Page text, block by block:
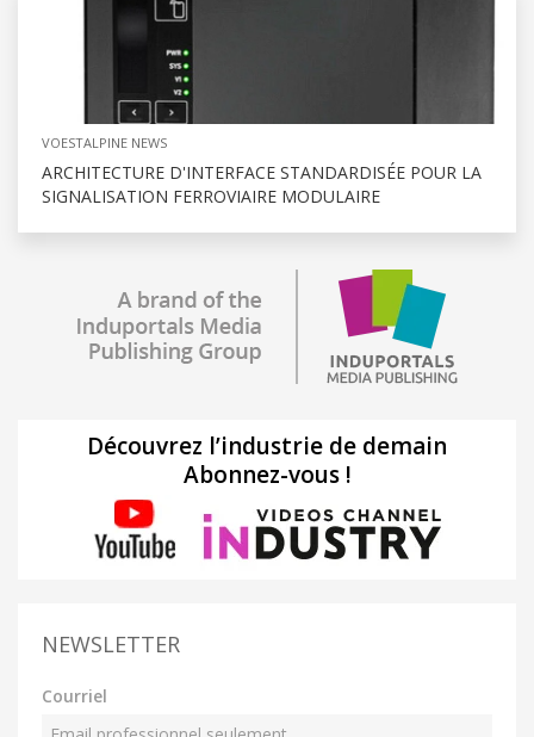
VOESTALPINE NEWS
ARCHITECTURE D'INTERFACE STANDARDISÉE POUR LA
SIGNALISATION FERROVIAIRE MODULAIRE
Découvrez l’industrie de demain
Abonnez-vous !
NEWSLETTER
Courriel